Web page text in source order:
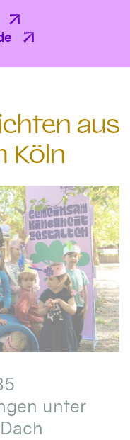
aus
Köln
unter